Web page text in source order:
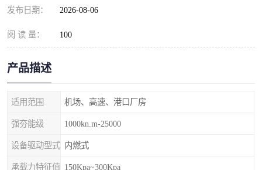
发布日期： 2026-08-06
阅 读 量： 100
产品描述
适用范围 机场、高速、港口厂房
强夯能级 1000kn.m-25000
设备驱动型式 内燃式
承载力特征值 150Kpa~300Kpa